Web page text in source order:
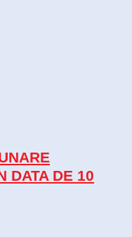
DATA DE 10